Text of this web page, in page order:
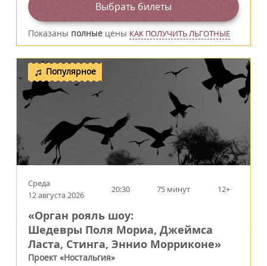
Выбрать билеты
Показаны полные цены КАК ПОЛУЧИТЬ ЛЬГОТНЫЕ
Популярное
Среда
12 августа 2026
20:30 75 минут 12+
«Орган рояль шоу:
Шедевры Поля Мориа, Джеймса
Ласта, Стинга, Эннио Морриконе»
Проект «Ностальгия»